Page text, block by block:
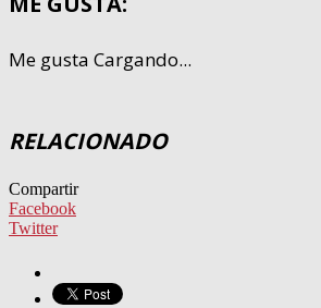
Me gusta Cargando...
RELACIONADO
Compartir
Facebook
Twitter